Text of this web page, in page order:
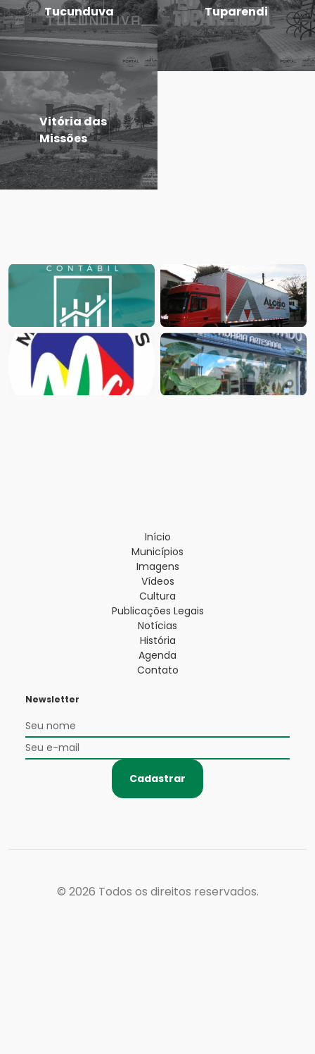
Tucunduva Tuparendi
Vitória das
Missões
Início
Municípios
Imagens
Vídeos
Cultura
Publicações Legais
Notícias
História
Agenda
Contato
Newsletter
Cadastrar
© 2026 Todos os direitos reservados.